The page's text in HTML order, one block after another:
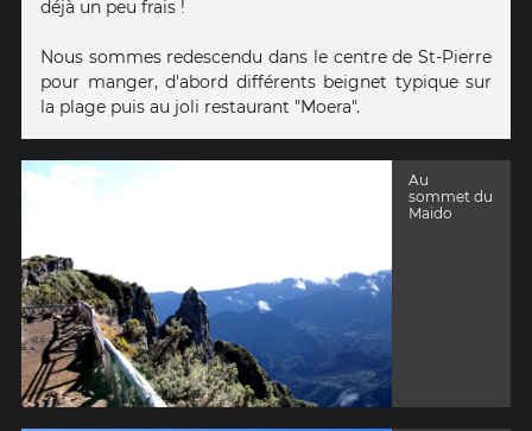
déjà un peu frais !
Nous sommes redescendu dans le centre de St-Pierre
pour manger, d'abord différents beignet typique sur
la plage puis au joli restaurant "Moera".
Au
sommet du
Maido